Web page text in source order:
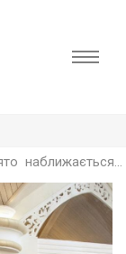
наближається…